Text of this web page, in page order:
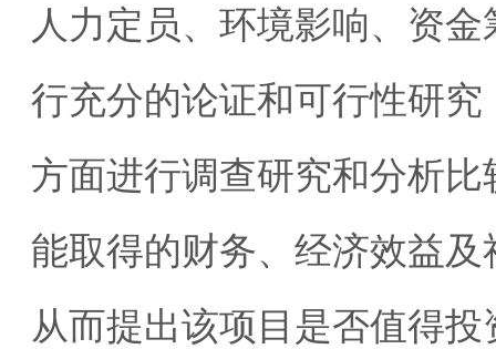
人力定员、环境影响、资
行充分的论证和可行性研
方面进行调查研究和分析
能取得的财务、经济效益
从而提出该项目是否值得